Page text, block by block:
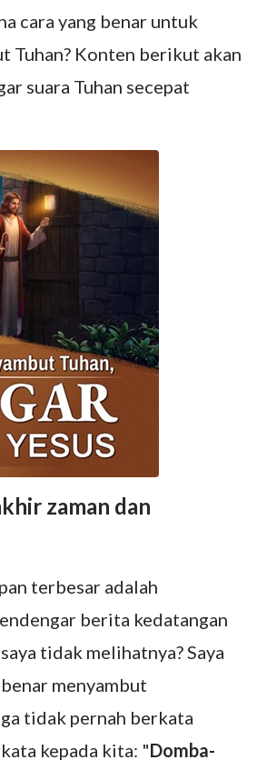
cara yang benar untuk
Tuhan? Konten berikut akan
suara Tuhan secepat
zaman dan
terbesar adalah
berita kedatangan
tidak melihatnya? Saya
menyambut
tidak pernah berkata
kepada kita: "Domba-